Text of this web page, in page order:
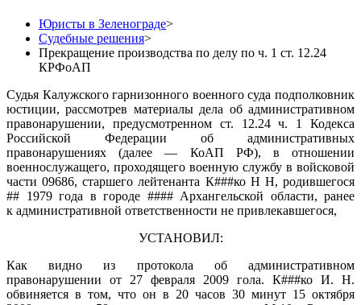
Юристы в Зеленограде>
Судебные решения>
Прекращение производства по делу по ч. 1 ст. 12.24
КРФоАП
Судья Калужского гарнизонного военного суда подполковник
юстиции, рассмотрев материалы дела об административном
правонарушении, предусмотренном ст. 12.24 ч. 1 Кодекса
Российской Федерации об административных
правонарушениях (далее — КоАП РФ), в отношении
военнослужащего, проходящего военную службу в войсковой
части 09686, старшего лейтенанта К###ко Н Н, родившегося
## 1979 года в городе #### Архангельской области, ранее
к административной ответственности не привлекавшегося,
УСТАНОВИЛ:
Как видно из протокола об административном
правонарушении от 27 февраля 2009 гола. К###ко И. Н.
обвиняется в том, что он в 20 часов 30 минут 15 октября